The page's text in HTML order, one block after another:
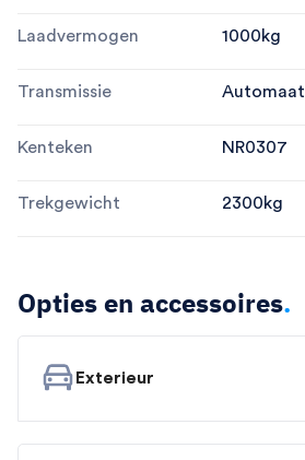
Laadvermogen 1000kg
Transmissie Automaat
Kenteken NR0307
Trekgewicht 2300kg
Opties en accessoires.
Exterieur